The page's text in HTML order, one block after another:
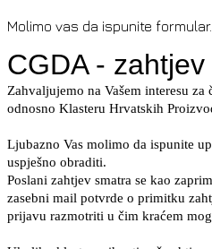
Molimo vas da ispunite formular.